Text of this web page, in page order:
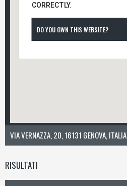
CORRECTLY.
DO YOU OWN THIS WEBSITE?
VIA VERNAZZA, 20, 16131 GENOVA, ITALIA
RISULTATI